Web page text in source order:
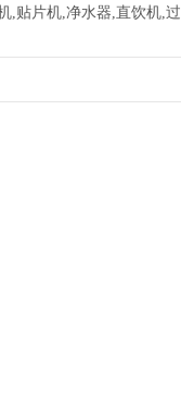
,贴片机,净水器,直饮机,过